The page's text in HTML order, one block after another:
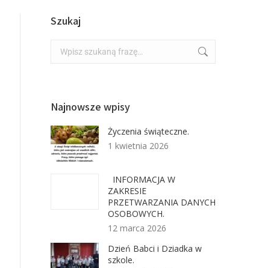
Szukaj
Najnowsze wpisy
Życzenia świąteczne.
1 kwietnia 2026
INFORMACJA W
ZAKRESIE
PRZETWARZANIA DANYCH
OSOBOWYCH.
12 marca 2026
Dzień Babci i Dziadka w
szkole.